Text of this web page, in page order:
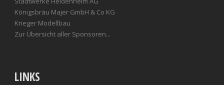
Königsbräu Majer GmbH & Co KG
Krieger Modellbau
Zur Übersicht aller Sponsoren...
LINKS